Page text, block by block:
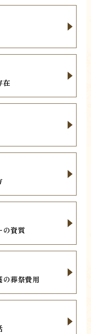
在
の資質
葬祭費用